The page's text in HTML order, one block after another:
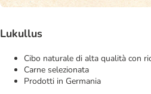
Lukullus
Cibo naturale di alta qualità con
Carne selezionata
Prodotti in Germania